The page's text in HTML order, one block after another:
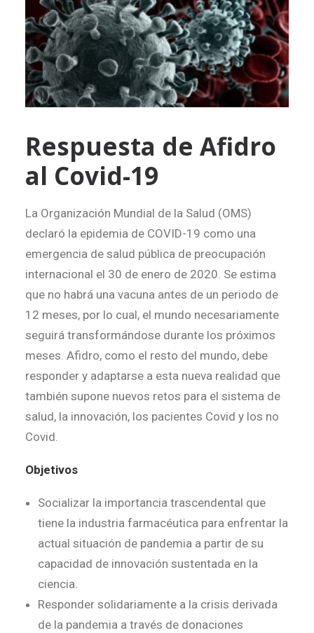
Search
Respuesta de Afidro
al Covid-19
La Organización Mundial de la Salud (OMS)
declaró la epidemia de COVID-19 como una
emergencia de salud pública de preocupación
internacional el 30 de enero de 2020. Se estima
que no habrá una vacuna antes de un periodo de
12 meses, por lo cual, el mundo necesariamente
seguirá transformándose durante los próximos
meses. Afidro, como el resto del mundo, debe
responder y adaptarse a esta nueva realidad que
también supone nuevos retos para el sistema de
salud, la innovación, los pacientes Covid y los no
Covid.
Objetivos
Socializar la importancia trascendental que
tiene la industria farmacéutica para enfrentar la
actual situación de pandemia a partir de su
capacidad de innovación sustentada en la
ciencia.
Responder solidariamente a la crisis derivada
de la pandemia a través de donaciones